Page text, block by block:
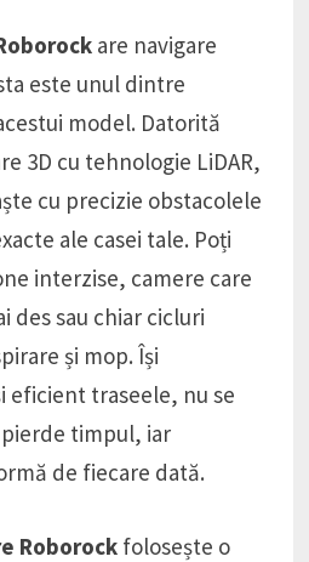
are navigare
este unul dintre
model. Datorită
3D cu tehnologie LiDAR,
cu precizie obstacolele
ale casei tale. Poți
interzise, camere care
des sau chiar cicluri
și mop. Își
eficient traseele, nu se
timpul, iar
de fiecare dată.
Roborock folosește o